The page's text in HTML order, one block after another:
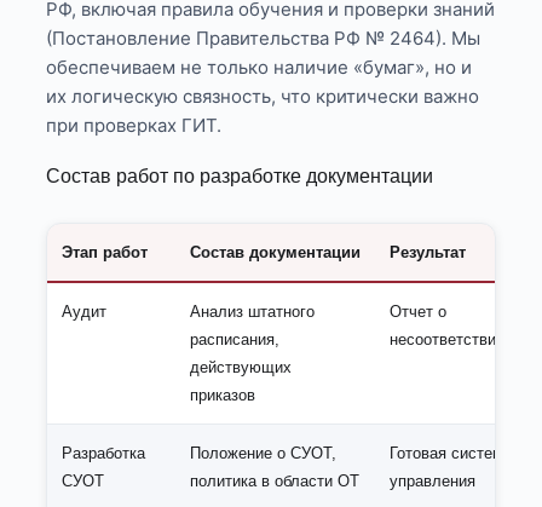
РФ, включая правила обучения и проверки знаний
(Постановление Правительства РФ № 2464). Мы
обеспечиваем не только наличие «бумаг», но и
их логическую связность, что критически важно
при проверках ГИТ.
Состав работ по разработке документации
Этап работ Состав документации Результат
Аудит
Анализ штатного
расписания,
действующих
приказов
Отчет о
несоответствиях
Разработка
СУОТ
Положение о СУОТ,
политика в области ОТ
Готовая система
управления